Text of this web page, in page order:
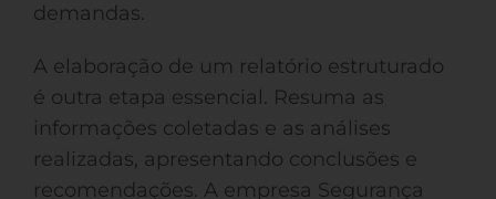
demandas.
A elaboração de um relatório estruturado
é outra etapa essencial. Resuma as
informações coletadas e as análises
realizadas, apresentando conclusões e
recomendações. A empresa Segurança